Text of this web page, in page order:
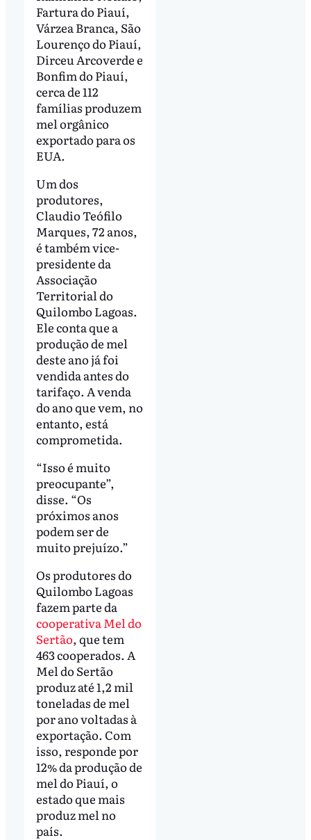
Fartura do Piauí,
Várzea Branca, São
Lourenço do Piauí,
Dirceu Arcoverde e
Bonfim do Piauí,
cerca de 112
famílias produzem
mel orgânico
exportado para os
EUA.
Um dos
produtores,
Claudio Teófilo
Marques, 72 anos,
é também vice-
presidente da
Associação
Territorial do
Quilombo Lagoas.
Ele conta que a
produção de mel
deste ano já foi
vendida antes do
tarifaço. A venda
do ano que vem, no
entanto, está
comprometida.
“Isso é muito
preocupante”,
disse. “Os
próximos anos
podem ser de
muito prejuízo.”
Os produtores do
Quilombo Lagoas
fazem parte da
cooperativa Mel do
Sertão, que tem
463 cooperados. A
Mel do Sertão
produz até 1,2 mil
toneladas de mel
por ano voltadas à
exportação. Com
isso, responde por
12% da produção de
mel do Piauí, o
estado que mais
produz mel no
país.